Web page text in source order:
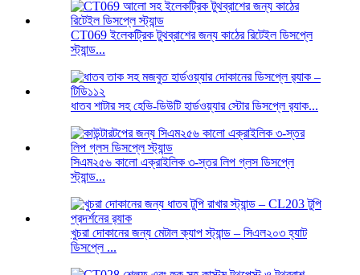
CT069 ইলেকট্রিক টুথব্রাশের জন্য কাঠের রিটেইল ডিসপ্লে
স্ট্যান্ড...
ধাতব শাটার সহ হেভি-ডিউটি ​​হার্ডওয়্যার স্টোর ডিসপ্লে র‍্যাক...
সিএম২৫৬ কালো এক্রাইলিক ৩-স্তর লিপ গ্লস ডিসপ্লে
স্ট্যান্ড...
খুচরা দোকানের জন্য মেটাল ক্যাপ স্ট্যান্ড – সিএল২০৩ হ্যাট
ডিসপ্লে ...